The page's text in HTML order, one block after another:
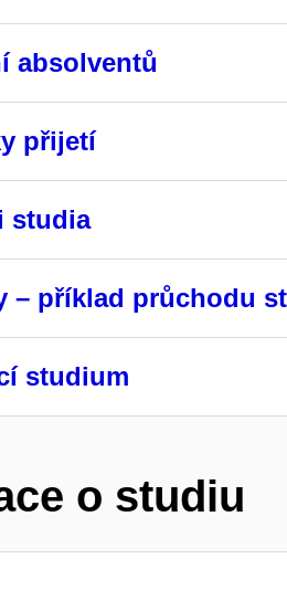
absolventů
přijetí
studia
– příklad průchodu
studium
o studiu